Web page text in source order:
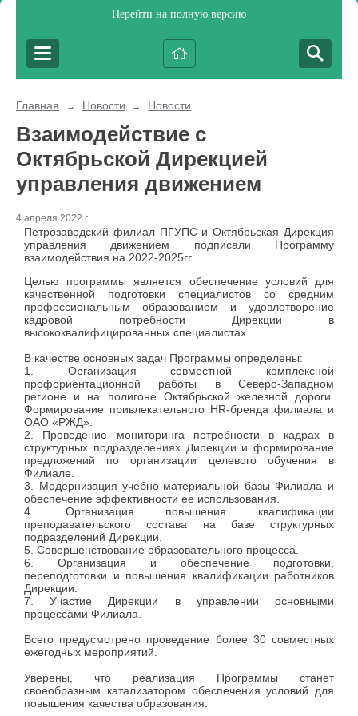
Перейти на полную версию
Главная → Новости → Новости
Взаимодействие с
Октябрьской Дирекцией
управления движением
4 апреля 2022 г.
Петрозаводский филиал ПГУПС и Октябрьская Дирекция
управления движением подписали Программу
взаимодействия на 2022-2025гг.
Целью программы является обеспечение условий для
качественной подготовки специалистов со средним
профессиональным образованием и удовлетворение
кадровой потребности Дирекции в
высококвалифицированных специалистах.
В качестве основных задач Программы определены:
1. Организация совместной комплексной
профориентационной работы в Северо-Западном
регионе и на полигоне Октябрьской железной дороги.
Формирование привлекательного HR-бренда филиала и
ОАО «РЖД».
2. Проведение мониторинга потребности в кадрах в
структурных подразделениях Дирекции и формирование
предложений по организации целевого обучения в
Филиале.
3. Модернизация учебно-материальной базы Филиала и
обеспечение эффективности ее использования.
4. Организация повышения квалификации
преподавательского состава на базе структурных
подразделений Дирекции.
5. Совершенствование образовательного процесса.
6. Организация и обеспечение подготовки,
переподготовки и повышения квалификации работников
Дирекции.
7. Участие Дирекции в управлении основными
процессами Филиала.
Всего предусмотрено проведение более 30 совместных
ежегодных мероприятий.
Уверены, что реализация Программы станет
своеобразным катализатором обеспечения условий для
повышения качества образования.